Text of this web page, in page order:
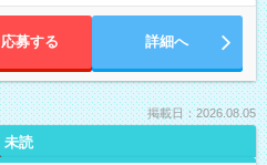
応募する 詳細へ
掲載日：2026.08.05
未読